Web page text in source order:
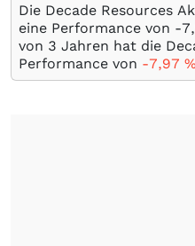
Die Decade Resources
eine Performance von -
von 3 Jahren hat die
Performance von -7,97 %